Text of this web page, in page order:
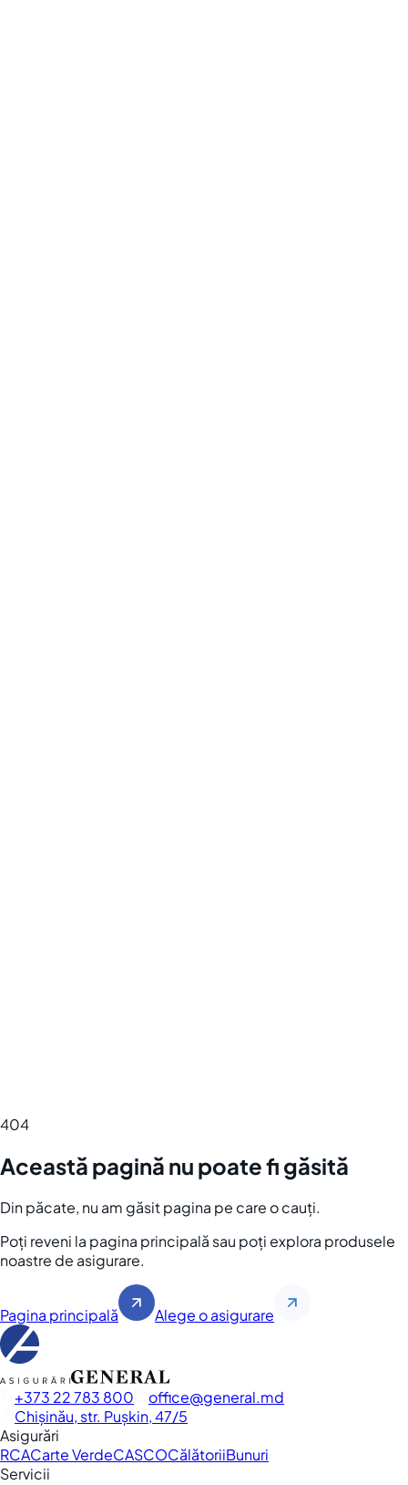
404
Această pagină nu poate fi găsită
Din păcate, nu am găsit pagina pe care o cauți.
Poți reveni la pagina principală sau poți explora produsele
noastre de asigurare.
Pagina principală Alege o asigurare
+373 22 783 800 office
general.md
Chișinău, str. Pușkin, 47/5
Asigurări
RCACarte VerdeCASCOCălătoriiBunuri
Servicii